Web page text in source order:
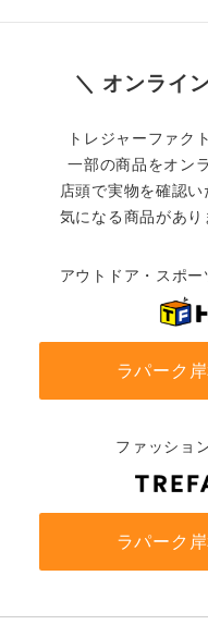
＼ オンライ
トレジャーファク
一部の商品をオン
店頭で実物を確認い
気になる商品があり
アウトドア・スポ
ラパーク
ファッショ
ラパーク